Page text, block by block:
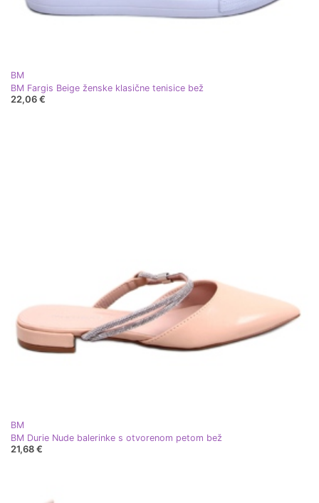
BM
BM Fargis Beige ženske klasične tenisice bež
22,06 €
BM
BM Durie Nude balerinke s otvorenom petom bež
21,68 €